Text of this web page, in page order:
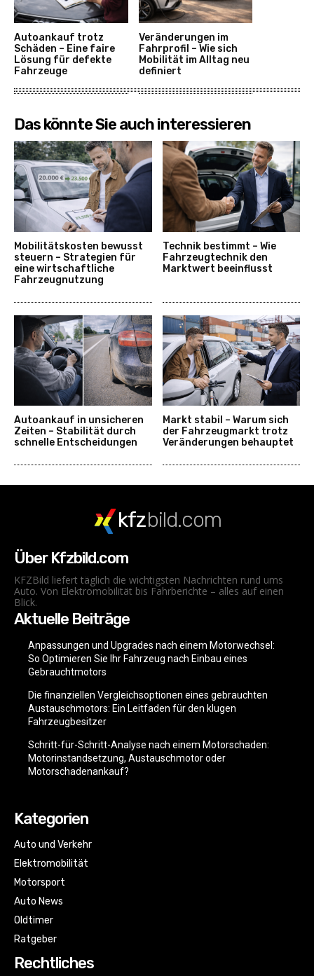
Autoankauf trotz
Schäden – Eine faire
Lösung für defekte
Fahrzeuge
Veränderungen im
Fahrprofil – Wie sich
Mobilität im Alltag neu
definiert
Das könnte Sie auch interessieren
Mobilitätskosten bewusst
steuern – Strategien für
eine wirtschaftliche
Fahrzeugnutzung
Technik bestimmt – Wie
Fahrzeugtechnik den
Marktwert beeinflusst
Autoankauf in unsicheren
Zeiten – Stabilität durch
schnelle Entscheidungen
Markt stabil – Warum sich
der Fahrzeugmarkt trotz
Veränderungen behauptet
kfzbild.com
Über Kfzbild.com
KFZBild liefert täglich die wichtigsten Nachrichten rund ums
Auto. Von Elektromobilität bis Fahrberichte – alles auf einen
Blick.
Aktuelle Beiträge
Anpassungen und Upgrades nach einem Motorwechsel:
So Optimieren Sie Ihr Fahrzeug nach Einbau eines
Gebrauchtmotors
Die finanziellen Vergleichsoptionen eines gebrauchten
Austauschmotors: Ein Leitfaden für den klugen
Fahrzeugbesitzer
Schritt-für-Schritt-Analyse nach einem Motorschaden:
Motorinstandsetzung, Austauschmotor oder
Motorschadenankauf?
Kategorien
Auto und Verkehr
Elektromobilität
Motorsport
Auto News
Oldtimer
Ratgeber
Rechtliches